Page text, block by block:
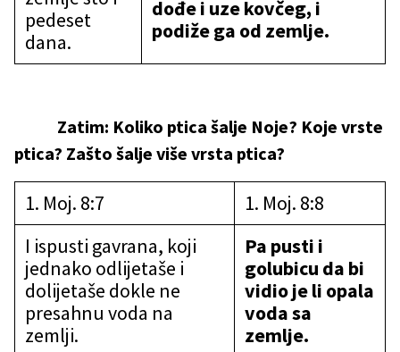
pedeset
dana.
dođe i uze kovčeg, i
podiže ga od zemlje.
Zatim: Koliko ptica šalje Noje? Koje vrste
ptica? Zašto šalje više vrsta ptica?
1. Moj. 8:7
1. Moj. 8:8
I ispusti gavrana, koji
jednako odlijetaše i
dolijetaše dokle ne
presahnu voda na
zemlji.
Pa pusti i
golubicu da bi
vidio je li opala
voda sa
zemlje.